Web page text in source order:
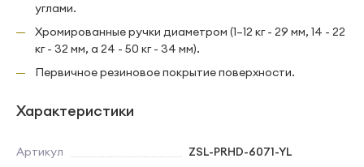
углами.
Хромированные ручки диаметром (1–12 кг - 29 мм, 14 - 22
кг - 32 мм, а 24 - 50 кг - 34 мм).
Первичное резиновое покрытие поверхности.
Характеристики
Артикул
ZSL-PRHD-6071-YL